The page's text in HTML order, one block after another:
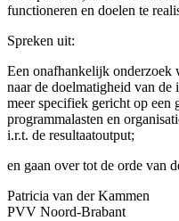
functioneren en doelen te
Spreken uit:
Een onafhankelijk onderzoek
naar de doelmatigheid van
meer specifiek gericht op een
programmalasten en
i.r.t. de resultaatoutput;
en gaan over tot de orde van
Patricia van der Kammen
PVV Noord-Brabant